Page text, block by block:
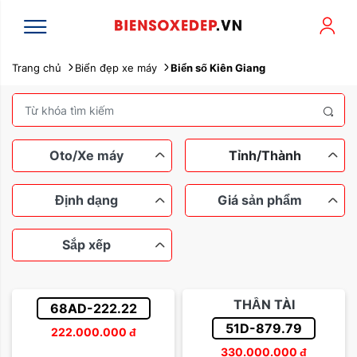
Trang chủ Biển đẹp xe máy Biển số Kiên Giang
Oto/Xe máy
Xe máy Ô tô
Tỉnh/Thành
Định dạng
Lộc phát Thần tài
Giá sản phẩm
Từ 100 đến 200 triệu
Sắp xếp
Sắp xếp theo tên
68AD-222.22
222.000.000 đ
THẦN TÀI
51D-879.79
330.000.000 đ